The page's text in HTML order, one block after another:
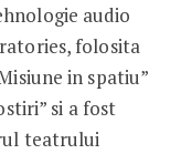
audio
folosita
in spatiu”
si a fost
teatrului